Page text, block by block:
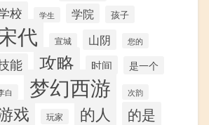
校 学生 学院 孩子
代 宣城 山阴 您的
能 攻略 时间 是一个
白 梦幻西游 次韵
戏 玩家 的人 的是